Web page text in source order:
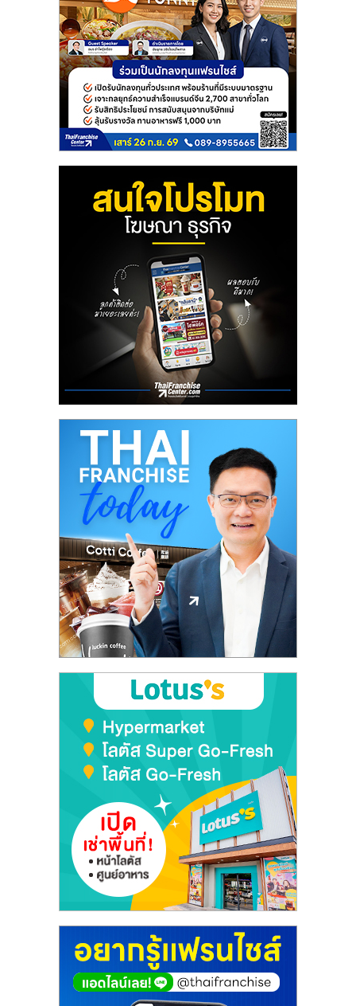
ไชส์
แฟ
ไชส์
ลงทุน
น้อย
คืน
ปรึกษา
การ
ลงทุน
ขยาย
แฟ
ไชส์,